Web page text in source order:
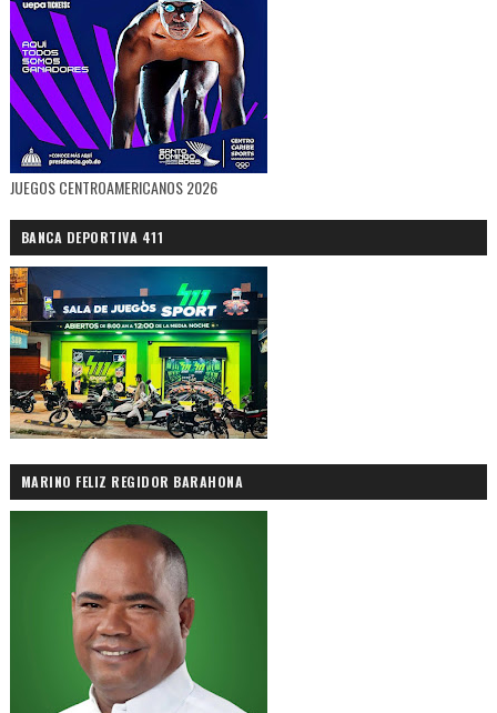
JUEGOS CENTROAMERICANOS 2026
BANCA DEPORTIVA 411
MARINO FELIZ REGIDOR BARAHONA